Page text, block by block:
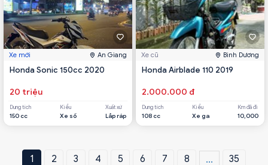
Xe mới An Giang
Honda Sonic 150cc 2020
20 triệu
Dung tích
150 cc
Kiểu
Xe số
Xuất xứ
Lắp ráp
Xe cũ Bình Dương
Honda Airblade 110 2019
2.000.000 đ
Dung tích
108 cc
Kiểu
Xe ga
Km đã đi
10,000
1 2 3 4 5 6 7 8 ...
35